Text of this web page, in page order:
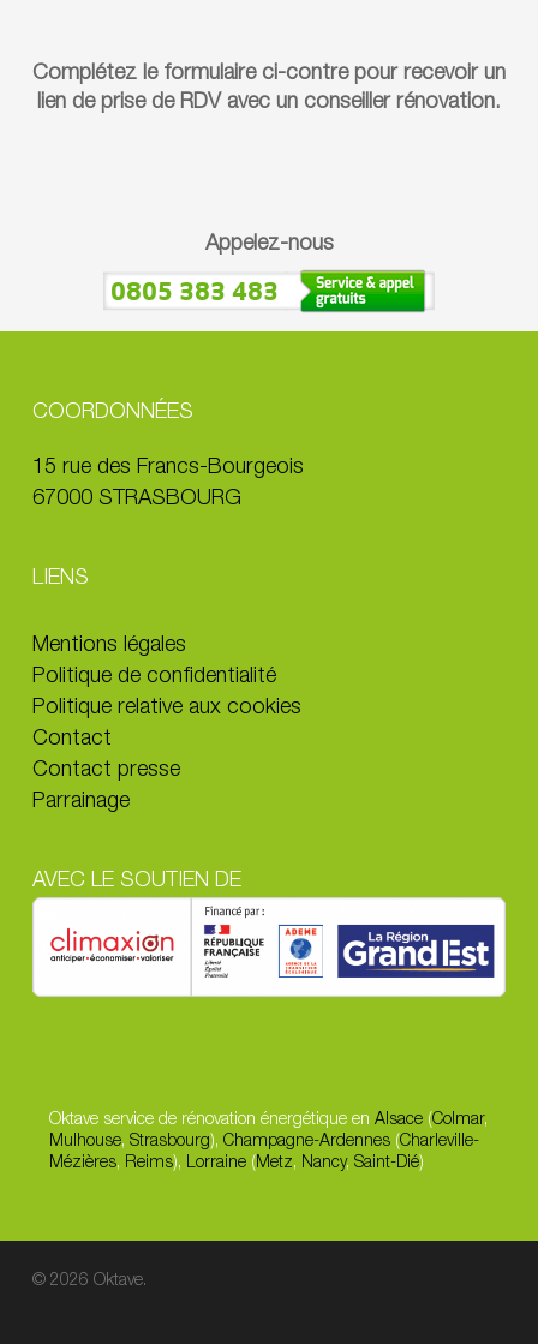
Complétez le formulaire ci-contre pour recevoir un
lien de prise de RDV avec un conseiller rénovation.
Appelez-nous
0805 383 483
COORDONNÉES
15 rue des Francs-Bourgeois
67000 STRASBOURG
LIENS
Mentions légales
Politique de confidentialité
Politique relative aux cookies
Contact
Contact presse
Parrainage
AVEC LE SOUTIEN DE
Oktave service de rénovation énergétique en Alsace (Colmar,
Mulhouse, Strasbourg), Champagne-Ardennes(Charleville-
Mézières, Reims), Lorraine(Metz, Nancy, Saint-Dié)
© 2026 Oktave.